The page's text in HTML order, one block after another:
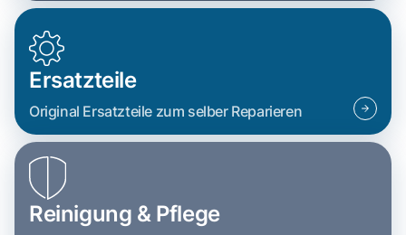
Ersatzteile
Original Ersatzteile zum selber Reparieren
Reinigung & Pflege